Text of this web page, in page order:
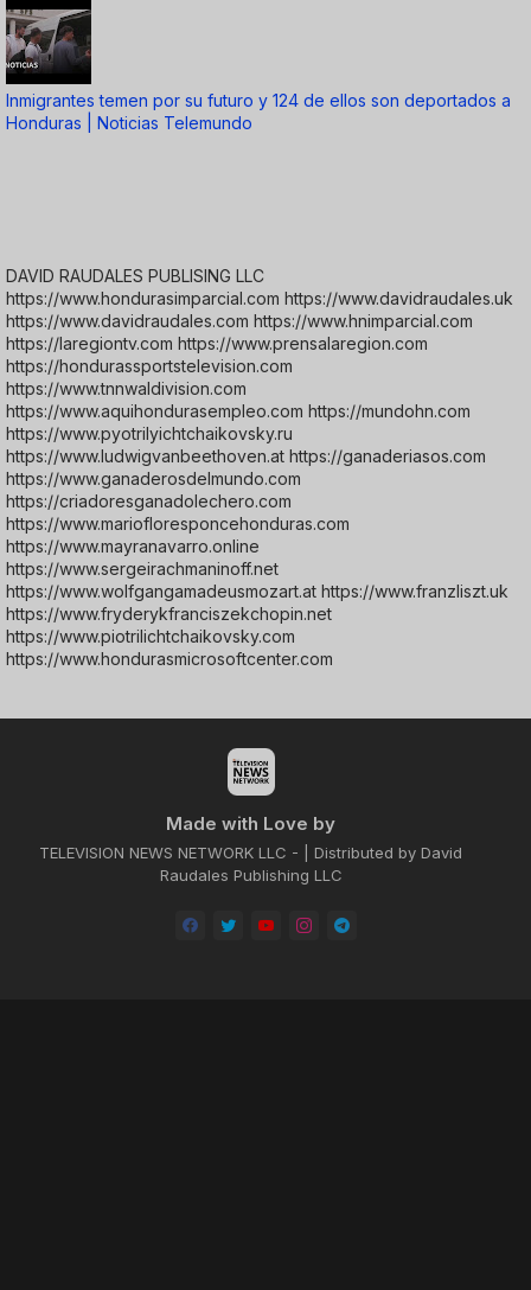
Inmigrantes temen por su futuro y 124 de ellos son deportados a
Honduras | Noticias Telemundo
DAVID RAUDALES PUBLISING LLC
https://www.hondurasimparcial.com https://www.davidraudales.uk
https://www.davidraudales.com https://www.hnimparcial.com
https://laregiontv.com https://www.prensalaregion.com
https://hondurassportstelevision.com
https://www.tnnwaldivision.com
https://www.aquihondurasempleo.com https://mundohn.com
https://www.pyotrilyichtchaikovsky.ru
https://www.ludwigvanbeethoven.at https://ganaderiasos.com
https://www.ganaderosdelmundo.com
https://criadoresganadolechero.com
https://www.mariofloresponcehonduras.com
https://www.mayranavarro.online
https://www.sergeirachmaninoff.net
https://www.wolfgangamadeusmozart.at https://www.franzliszt.uk
https://www.fryderykfranciszekchopin.net
https://www.piotrilichtchaikovsky.com
https://www.hondurasmicrosoftcenter.com
Made with Love by
TELEVISION NEWS NETWORK LLC - | Distributed by David
Raudales Publishing LLC